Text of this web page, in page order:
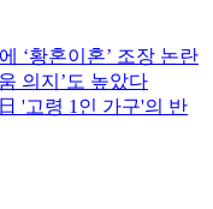
‘황혼이혼’ 조장 논란
의지’도 높았다
'고령 1인 가구'의 반